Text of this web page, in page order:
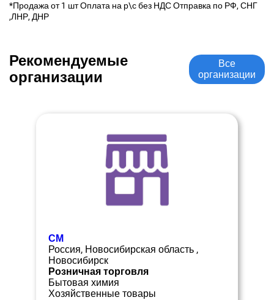
*Продажа от 1 шт Оплата на р\с без НДС Отправка по РФ, СНГ
,ЛНР, ДНР
Рекомендуемые
организации
Все
организации
СМ
Россия, Новосибирская область ,
Новосибирск
Розничная торговля
Бытовая химия
Хозяйственные товары